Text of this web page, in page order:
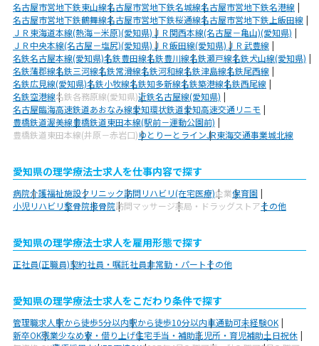
名古屋市営地下鉄東山線名古屋市営地下鉄名城線名古屋市営地下鉄名港線
名古屋市営地下鉄鶴舞線名古屋市営地下鉄桜通線名古屋市営地下鉄上飯田線
ＪＲ東海道本線(熱海－米原)(愛知県)ＪＲ関西本線(名古屋－亀山)(愛知県)
ＪＲ中央本線(名古屋－塩尻)(愛知県)ＪＲ飯田線(愛知県)ＪＲ武豊線
名鉄名古屋本線(愛知県)名鉄豊田線名鉄豊川線名鉄瀬戸線名鉄犬山線(愛知県)
名鉄蒲郡線名鉄三河線名鉄常滑線名鉄河和線名鉄津島線名鉄尾西線
名鉄広見線(愛知県)名鉄小牧線名鉄知多新線名鉄築港線名鉄西尾線
名鉄空港線名鉄各務原線(愛知県)近鉄名古屋線(愛知県)
名古屋臨海高速鉄道あおなみ線愛知環状鉄道愛知高速交通リニモ
豊橋鉄道渥美線豊橋鉄道東田本線(駅前－運動公園前)
豊橋鉄道東田本線(井原－赤岩口)ゆとりーとラインJR東海交通事業城北線
愛知県の理学療法士求人を仕事内容で探す
病院介護福祉施設クリニック訪問リハビリ(在宅医療)企業保育園
小児リハビリ整骨院接骨院訪問マッサージ薬局・ドラッグストアその他
愛知県の理学療法士求人を雇用形態で探す
正社員(正職員)契約社員・嘱託社員非常勤・パートその他
愛知県の理学療法士求人をこだわり条件で探す
管理職求人駅から徒歩5分以内駅から徒歩10分以内車通勤可未経験OK
新卒OK残業少なめ寮・借り上げ住宅手当・補助託児所・育児補助土日祝休